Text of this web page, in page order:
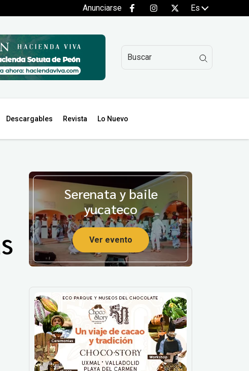
Anunciarse Es
Descargables Revista Lo Nuevo
Serenata y baile
yucateco
Ver evento